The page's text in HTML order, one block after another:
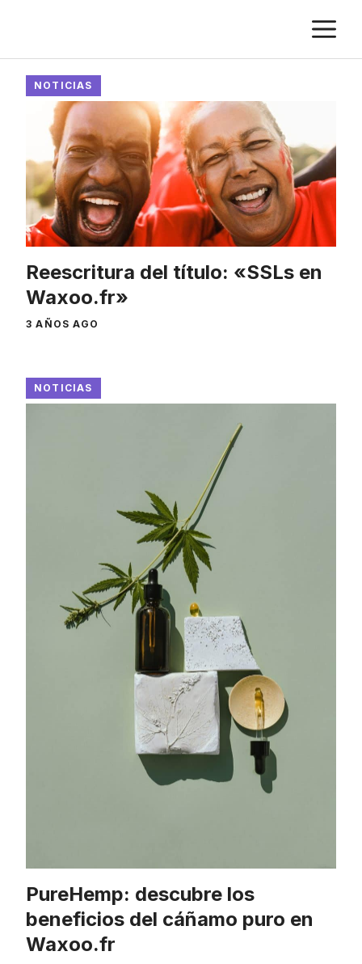
contenido
NOTICIAS
Reescritura del título: «SSLs en
Waxoo.fr»
3 AÑOS AGO
NOTICIAS
PureHemp: descubre los
beneficios del cáñamo puro en
Waxoo.fr